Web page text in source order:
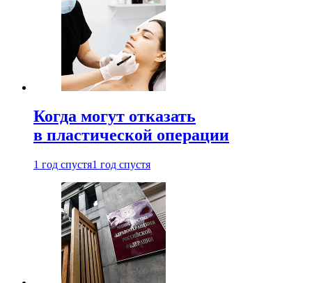
Когда могут отказать
в пластической операции
1 год спустя1 год спустя